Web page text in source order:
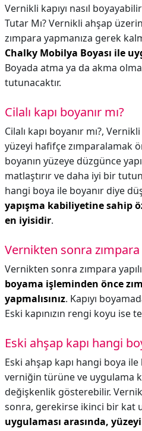
Vernikli kapıyı nasıl
Tutar Mı? Vernikli ahşap
zımpara yapmanıza gerek
Chalky Mobilya Boyası ile
Boyada atma ya da akma
tutunacaktır.
Cilalı kapı boyanır mı?
Cilalı kapı boyanır mı?, Vernikli
yüzeyi hafifçe zımparalamak
boyanın yüzeye düzgünce
matlaştırır ve daha iyi bir
hangi boya ile boyanır diye
yapışma kabiliyetine sahip
en iyisidir.
Vernikten sonra zımpara
Vernikten sonra zımpara
boyama işleminden önce
yapmalısınız. Kapıyı
Eski kapınızın rengi koyu ise
Eski ahşap kapı hangi
Eski ahşap kapı hangi boya ile
verniğin türüne ve uygulama
değişkenlik gösterebilir.
sonra, gerekirse ikinci bir kat
uygulaması arasında,